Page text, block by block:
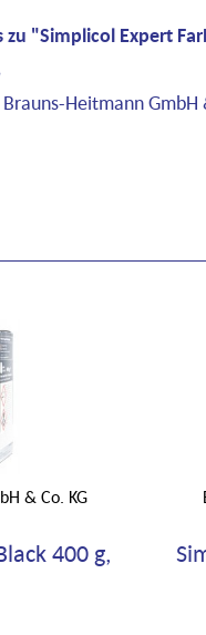
"Simplicol Expert
Heitmann GmbH
& Co. KG
400 g,